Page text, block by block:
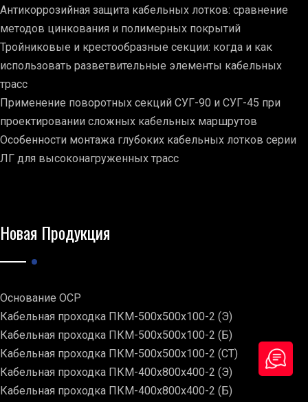
Антикоррозийная защита кабельных лотков: сравнение
методов цинкования и полимерных покрытий
Тройниковые и крестообразные секции: когда и как
использовать разветвительные элементы кабельных
трасс
Применение поворотных секций СУГ-90 и СУГ-45 при
проектировании сложных кабельных маршрутов
Особенности монтажа глубоких кабельных лотков серии
ЛГ для высоконагруженных трасс
Новая Продукция
Основание ОСР
Кабельная проходка ПКМ-500х500х100-2 (Э)
Кабельная проходка ПКМ-500х500х100-2 (Б)
Кабельная проходка ПКМ-500х500х100-2 (СТ)
Кабельная проходка ПКМ-400х800х400-2 (Э)
Кабельная проходка ПКМ-400х800х400-2 (Б)